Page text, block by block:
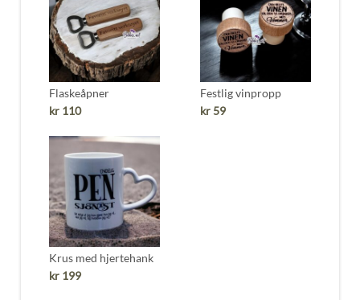
Flaskeåpner
kr110
Festlig vinpropp
kr59
Krus med hjertehank
kr199